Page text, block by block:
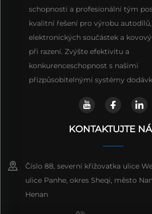
schopnosti a profesionální tým
kvalitní řešení pro výrobu autodílů,
elektronických součástek a
při razení. Zvýšte efektivitu a
konkurenceschopnost s našimi
přizpůsobitelnými systémy
KONTAKTUJTE
Číslo 88, severní křižovatka ulice
ulice Panhe, okres Sheqi, město
Henan